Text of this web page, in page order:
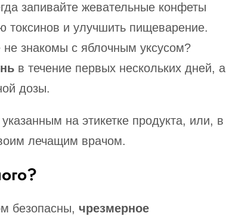
запивайте жевательные конфеты
токсинов и улучшить пищеварение.
знакомы с яблочным уксусом?
в течение первых нескольких дней, а
дозы.
на этикетке продукта, или, в
лечащим врачом.
безопасны, чрезмерное